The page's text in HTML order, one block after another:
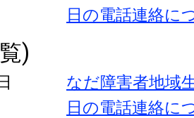
日の電話連絡に
)
なだ障害者地域
日の電話連絡に